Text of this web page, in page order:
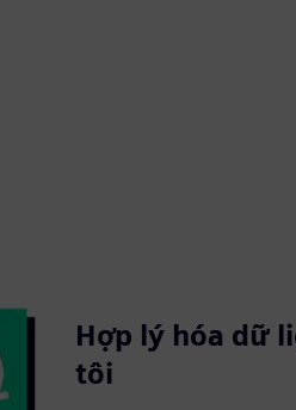
Hợp lý hóa dữ
tôi